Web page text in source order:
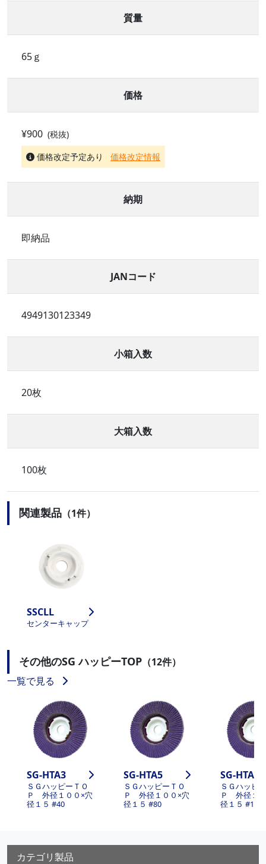
質量
65ｇ
価格
¥900 (税抜)
価格改定予定あり
価格改定情報
納期
即納品
JANコード
4949130123349
小箱入数
20枚
大箱入数
100枚
関連製品 （1件）
SSCLL
センターキャップ
その他のSG ハッピーTOP （12件）
一覧で見る
SG-HTA3
ＳＧハッピーＴＯ
Ｐ 外径１００×穴
径１５ #40
SG-HTA5
ＳＧハッピーＴＯ
Ｐ 外径１００×穴
径１５ #80
SG-HTA6
ＳＧハッピ
Ｐ 外径１
径１５ #100
カテゴリ製品